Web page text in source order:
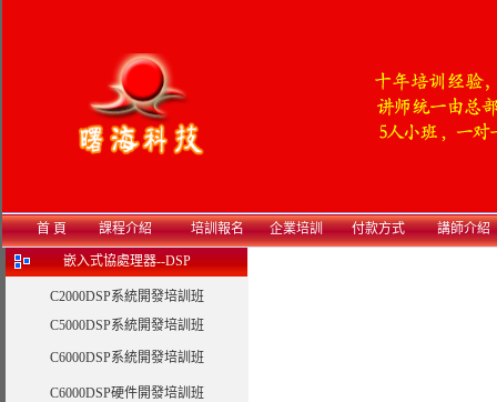
首 頁 課程介紹 培訓報名 企業培訓 付款方式 講師介紹
嵌入式協處理器--DSP
C2000DSP系統開發培訓班
C5000DSP系統開發培訓班
C6000DSP系統開發培訓班
C6000DSP硬件開發培訓班